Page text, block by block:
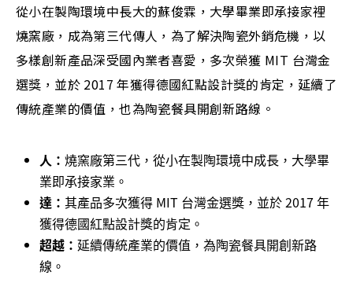
從小在製陶環境中長大的蘇俊霖，大學畢業即承接家裡
燒窯廠，成為第三代傳人，為了解決陶瓷外銷危機，以
多樣創新產品深受國內業者喜愛，多次榮獲 MIT 台灣金
選獎，並於 2017 年獲得德國紅點設計獎的肯定，延續了
傳統產業的價值，也為陶瓷餐具開創新路線。
人： 燒窯廠第三代，從小在製陶環境中成長，大學畢
業即承接家業。
達： 其產品多次獲得 MIT 台灣金選獎，並於 2017 年
獲得德國紅點設計獎的肯定。
超越： 延續傳統產業的價值，為陶瓷餐具開創新路
線。